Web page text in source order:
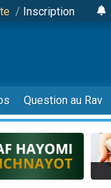
/ Inscription
Question au Rav